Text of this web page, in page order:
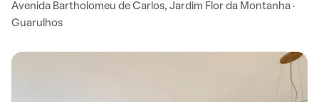
Avenida Bartholomeu de Carlos, Jardim Flor da Montanha ·
Guarulhos